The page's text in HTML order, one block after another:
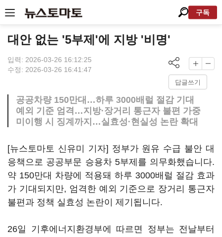
구독
대안 없는 '5부제'에 지방 '비명'
입력: 2026-03-26 16:12:25
수정: 2026-03-26 16:41:47
답글쓰기
공공차량 150만대…하루 3000배럴 절감 기대
예외 기준 엄격…지방·장거리 통근자 불편 가중
미이행 시 징계까지…실효성·현실성 논란 확대
[뉴스토마토 신유미 기자] 정부가 원유 수급 불안 대
응책으로 공공부문 승용차 5부제를 의무화했습니다.
약 150만대 차량에 적용돼 하루 3000배럴 절감 효과
가 기대되지만, 엄격한 예외 기준으로 장거리 통근자
불편과 정책 실효성 논란이 제기됩니다.
26일 기후에너지환경부에 따르면 정부는 전날부터